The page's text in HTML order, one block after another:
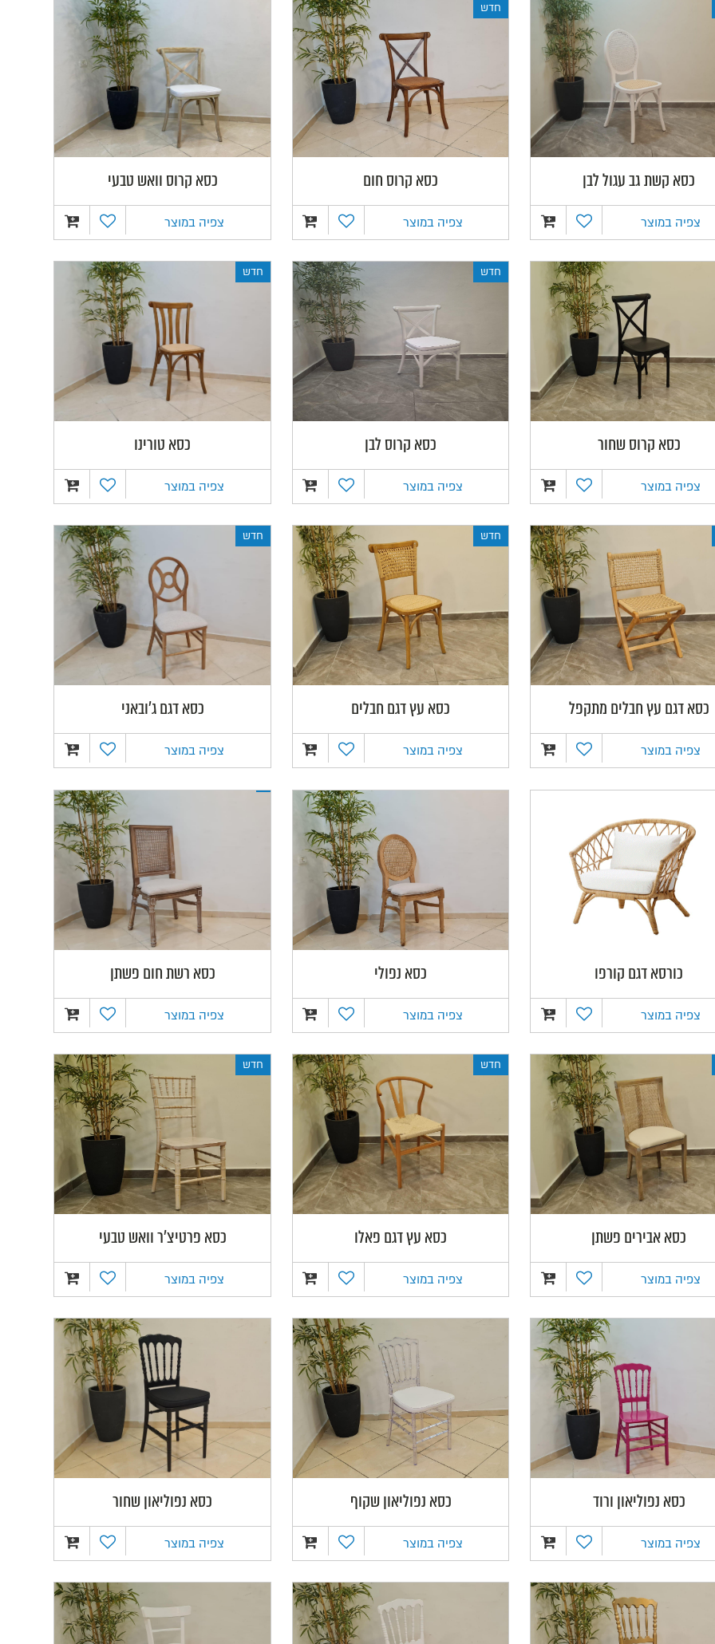
כסא קשת גב עגול לבן
צפיה במוצר
כסא קרוס חום
צפיה במוצר
חדש
כסא קרוס וואש טבעי
צפיה במוצר
כסא קרוס שחור
צפיה במוצר
כסא קרוס לבן
צפיה במוצר
חדש
כסא טורינו
צפיה במוצר
חדש
כסא דגם עץ חבלים מתקפל
צפיה במוצר
כסא עץ דגם חבלים
צפיה במוצר
חדש
כסא דגם ג'ובאני
צפיה במוצר
חדש
כורסא דגם קורפו
צפיה במוצר
כסא נפולי
צפיה במוצר
כסא רשת חום פשתן
צפיה במוצר
כסא אבירים פשתן
צפיה במוצר
כסא עץ דגם פאלו
צפיה במוצר
חדש
כסא פרטיצ'ר וואש טבעי
צפיה במוצר
חדש
כסא נפוליאון ורוד
צפיה במוצר
כסא נפוליאון שקוף
צפיה במוצר
כסא נפוליאון שחור
צפיה במוצר